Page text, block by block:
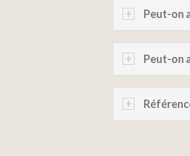
Peut-on
Peut-on